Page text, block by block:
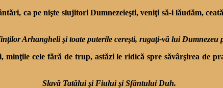
ca pe nişte slujitori Dumnezeieşti, veniţi să-i lăudăm,
Arhangheli şi toate puterile cereşti, rugaţi-vă lui Dumnezeu
minţile cele fără de trup, astăzi le ridică spre săvârşirea de
Slavă Tatălui şi Fiului şi Sfântului Duh.